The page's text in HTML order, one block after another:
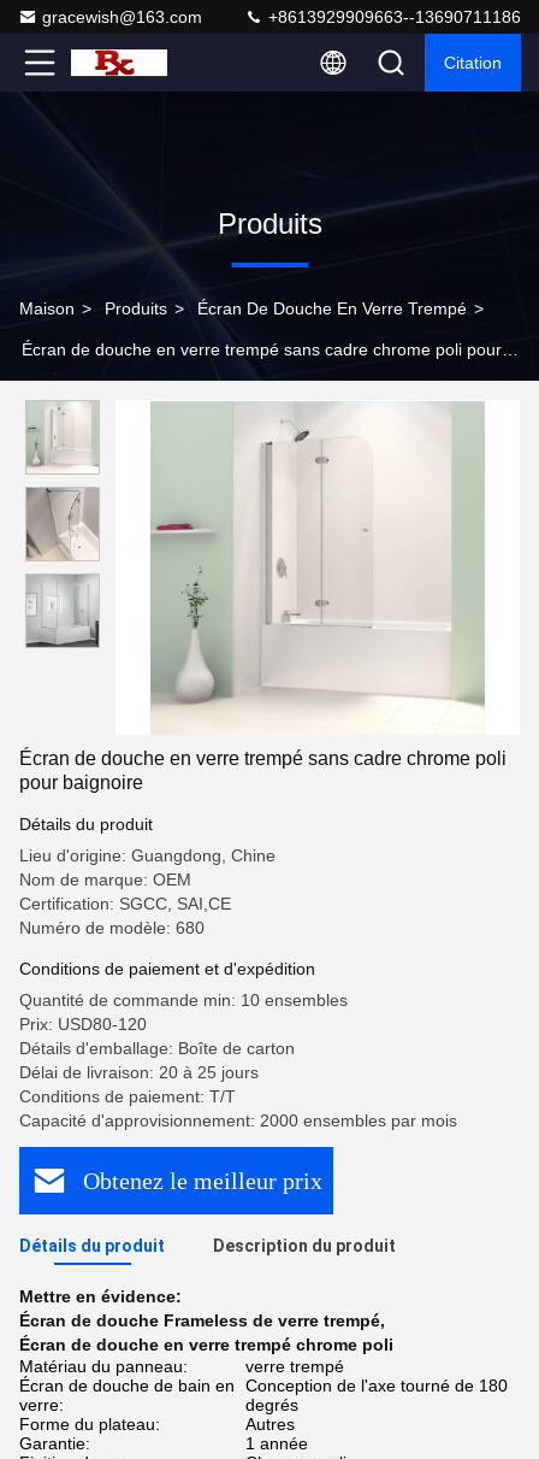
gracewish@163.com +8613929909663--13690711186
Citation
Produits
Maison > Produits > Écran De Douche En Verre Trempé >
Écran de douche en verre trempé sans cadre chrome poli pour
Écran de douche en verre trempé sans cadre chrome poli
pour baignoire
Détails du produit
Lieu d'origine: Guangdong, Chine
Nom de marque: OEM
Certification: SGCC, SAI,CE
Numéro de modèle: 680
Conditions de paiement et d'expédition
Quantité de commande min: 10 ensembles
Prix: USD80-120
Détails d'emballage: Boîte de carton
Délai de livraison: 20 à 25 jours
Conditions de paiement: T/T
Capacité d'approvisionnement: 2000 ensembles par mois
Obtenez le meilleur prix
Détails du produit Description du produit
Mettre en évidence:
Écran de douche Frameless de verre trempé,
Écran de douche en verre trempé chrome poli
Matériau du panneau:
verre trempé
Écran de douche de bain en
verre:
Conception de l'axe tourné de 180
degrés
Forme du plateau:
Autres
Garantie:
1 année